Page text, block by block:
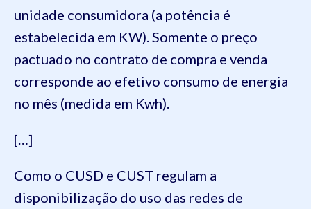
unidade consumidora (a potência é
estabelecida em KW). Somente o preço
pactuado no contrato de compra e venda
corresponde ao efetivo consumo de energia
no mês (medida em Kwh).
[…]
Como o CUSD e CUST regulam a
disponibilização do uso das redes de